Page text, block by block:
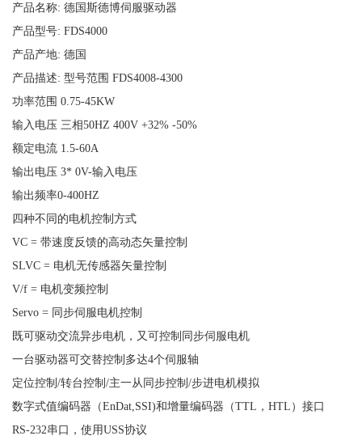
产品名称: 德国斯德博伺服驱动器
产品型号: FDS4000
产品产地: 德国
产品描述: 型号范围 FDS4008-4300
功率范围 0.75-45KW
输入电压 三相50HZ 400V +32% -50%
额定电流 1.5-60A
输出电压 3* 0V-输入电压
输出频率0-400HZ
四种不同的电机控制方式
VC = 带速度反馈的高动态矢量控制
SLVC = 电机无传感器矢量控制
V/f = 电机变频控制
Servo = 同步伺服电机控制
既可驱动交流异步电机，又可控制同步伺服电机
一台驱动器可交替控制多达4个伺服轴
定位控制/转台控制/主一从同步控制/步进电机模拟
数字式值编码器（EnDat,SSI)和增量编码器（TTL，HTL）接口
RS-232串口，使用USS协议